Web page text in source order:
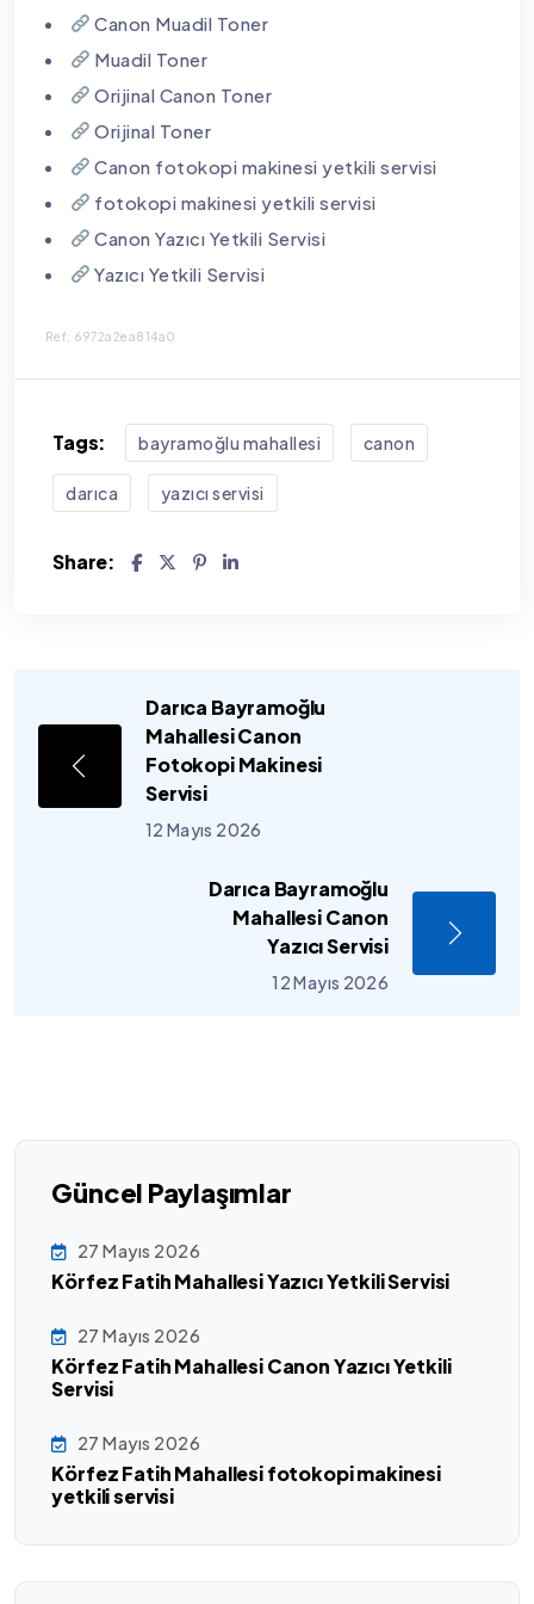
Canon Muadil Toner
Muadil Toner
Orijinal Canon Toner
Orijinal Toner
Canon fotokopi makinesi yetkili servisi
fotokopi makinesi yetkili servisi
Canon Yazıcı Yetkili Servisi
Yazıcı Yetkili Servisi
Ref: 6972a2ea814a0
Tags: bayramoğlu mahallesi canon
darıca yazıcı servisi
Share:
Darıca Bayramoğlu
Mahallesi Canon
Fotokopi Makinesi
Servisi
12 Mayıs 2026
Darıca Bayramoğlu
Mahallesi Canon
Yazıcı Servisi
12 Mayıs 2026
Güncel Paylaşımlar
27 Mayıs 2026
Körfez Fatih Mahallesi Yazıcı Yetkili Servisi
27 Mayıs 2026
Körfez Fatih Mahallesi Canon Yazıcı Yetkili
Servisi
27 Mayıs 2026
Körfez Fatih Mahallesi fotokopi makinesi
yetkili servisi